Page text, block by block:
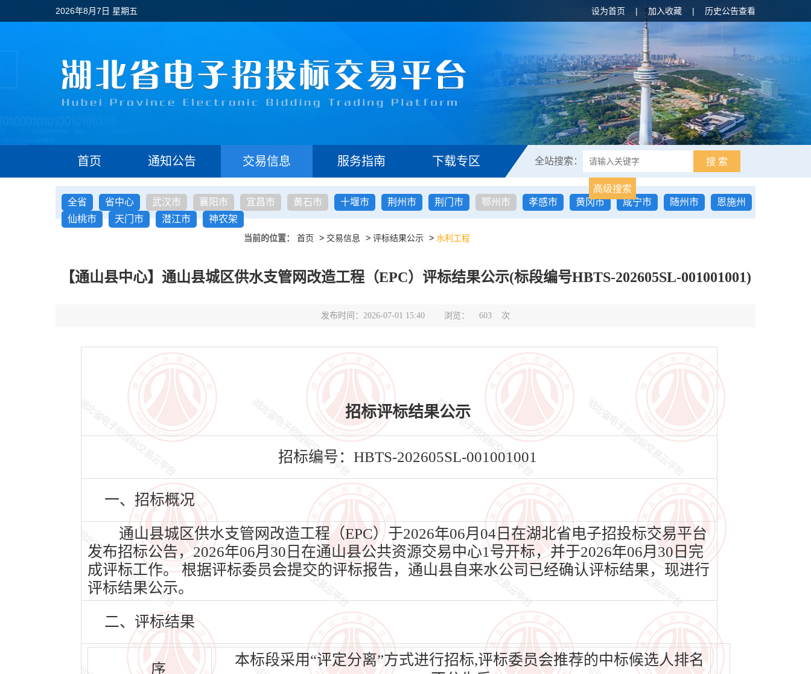
2026年8月7日 星期五 设为首页 | 加入收藏 | 历史公告查看
首页 通知公告 交易信息 服务指南 下载专区 全站搜索： 搜 索
高级搜索
全省
省中心 武汉市 襄阳市 宜昌市 黄石市 十堰市 荆州市 荆门市 鄂州市 孝感市 黄冈市 咸宁市 随州市
恩施州
仙桃市
天门市 潜江市 神农架
当前的位置： 首页 > 交易信息 > 评标结果公示 > 水利工程
【通山县中心】通山县城区供水支管网改造工程（EPC）评标结果公示(标段编号HBTS-202605SL-001001001)
发布时间：2026-07-01 15:40 浏览： 603 次
招标评标结果公示
招标编号：HBTS-202605SL-001001001
一、招标概况
通山县城区供水支管网改造工程（EPC）于2026年06月04日在湖北省电子招投标交易平台
发布招标公告，2026年06月30日在通山县公共资源交易中心1号开标，并于2026年06月30日完
成评标工作。 根据评标委员会提交的评标报告，通山县自来水公司已经确认评标结果，现进行
评标结果公示。
二、评标结果
序
本标段采用“评定分离”方式进行招标,评标委员会推荐的中标候选人排名